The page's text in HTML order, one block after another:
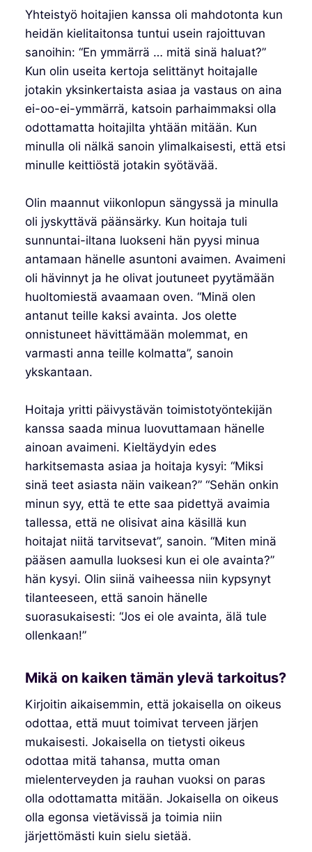
Yhteistyö hoitajien kanssa oli mahdotonta kun
heidän kielitaitonsa tuntui usein rajoittuvan
sanoihin: “En ymmärrä … mitä sinä haluat?”
Kun olin useita kertoja selittänyt hoitajalle
jotakin yksinkertaista asiaa ja vastaus on aina
ei-oo-ei-ymmärrä, katsoin parhaimmaksi olla
odottamatta hoitajilta yhtään mitään. Kun
minulla oli nälkä sanoin ylimalkaisesti, että etsi
minulle keittiöstä jotakin syötävää.
Olin maannut viikonlopun sängyssä ja minulla
oli jyskyttävä päänsärky. Kun hoitaja tuli
sunnuntai-iltana luokseni hän pyysi minua
antamaan hänelle asuntoni avaimen. Avaimeni
oli hävinnyt ja he olivat joutuneet pyytämään
huoltomiestä avaamaan oven. “Minä olen
antanut teille kaksi avainta. Jos olette
onnistuneet hävittämään molemmat, en
varmasti anna teille kolmatta”, sanoin
ykskantaan.
Hoitaja yritti päivystävän toimistotyöntekijän
kanssa saada minua luovuttamaan hänelle
ainoan avaimeni. Kieltäydyin edes
harkitsemasta asiaa ja hoitaja kysyi: “Miksi
sinä teet asiasta näin vaikean?” “Sehän onkin
minun syy, että te ette saa pidettyä avaimia
tallessa, että ne olisivat aina käsillä kun
hoitajat niitä tarvitsevat”, sanoin. “Miten minä
pääsen aamulla luoksesi kun ei ole avainta?”
hän kysyi. Olin siinä vaiheessa niin kypsynyt
tilanteeseen, että sanoin hänelle
suorasukaisesti: “Jos ei ole avainta, älä tule
ollenkaan!”
Mikä on kaiken tämän ylevä tarkoitus?
Kirjoitin aikaisemmin, että jokaisella on oikeus
odottaa, että muut toimivat terveen järjen
mukaisesti. Jokaisella on tietysti oikeus
odottaa mitä tahansa, mutta oman
mielenterveyden ja rauhan vuoksi on paras
olla odottamatta mitään. Jokaisella on oikeus
olla egonsa vietävissä ja toimia niin
järjettömästi kuin sielu sietää.